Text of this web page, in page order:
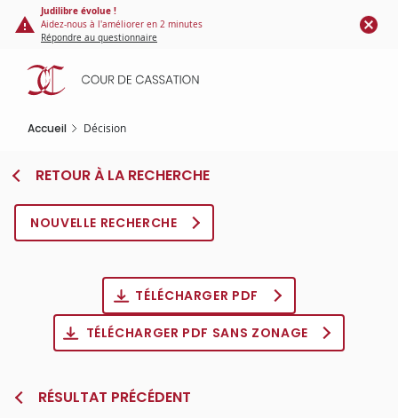
Panneau de gestion des cookies
contenu
principal
Judilibre évolue !
Aidez-nous à l'améliorer en 2 minutes
Répondre au questionnaire
Accueil Décision
RETOUR À LA RECHERCHE
NOUVELLE RECHERCHE
TÉLÉCHARGER PDF
TÉLÉCHARGER PDF SANS ZONAGE
RÉSULTAT PRÉCÉDENT